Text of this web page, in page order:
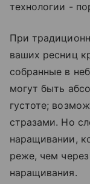
технологии -
При
ваших ресниц
собранные в
могут быть
густоте;
стразами. Но
наращивании,
реже, чем
наращивания.